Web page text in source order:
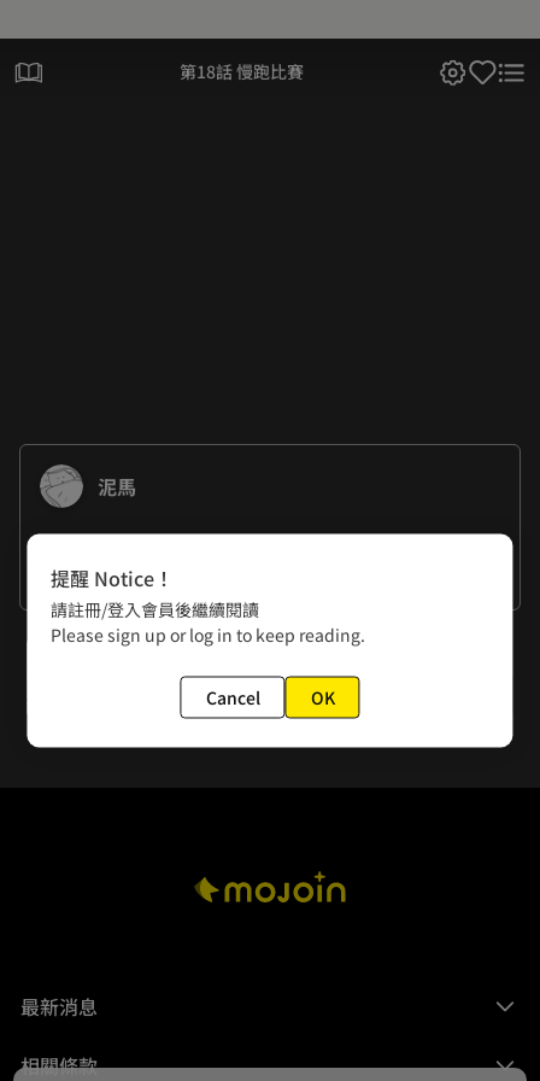
第18話 慢跑比賽
泥馬
我的五倍券變瓦斯爐了。
下一話
第19話 散步
最新消息
相關條款
提醒 Notice！
請註冊/登入會員後繼續閱讀
Please sign up or log in to keep reading.
Cancel OK